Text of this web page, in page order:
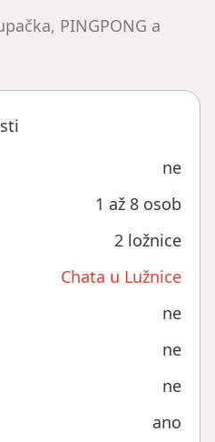
PINGPONG a
ne
1 až 8 osob
2 ložnice
Chata u Lužnice
ne
ne
ne
ano